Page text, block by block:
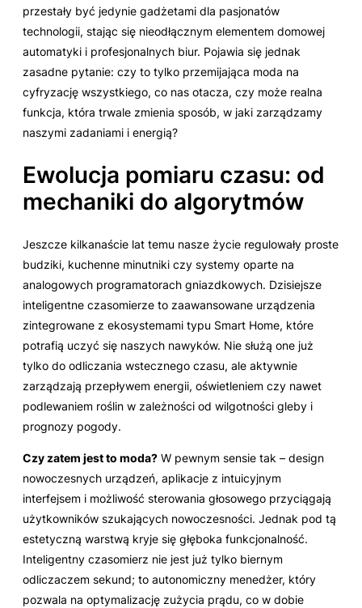
przestały być jedynie gadżetami dla pasjonatów
technologii, stając się nieodłącznym elementem domowej
automatyki i profesjonalnych biur. Pojawia się jednak
zasadne pytanie: czy to tylko przemijająca moda na
cyfryzację wszystkiego, co nas otacza, czy może realna
funkcja, która trwale zmienia sposób, w jaki zarządzamy
naszymi zadaniami i energią?
Ewolucja pomiaru czasu: od
mechaniki do algorytmów
Jeszcze kilkanaście lat temu nasze życie regulowały proste
budziki, kuchenne minutniki czy systemy oparte na
analogowych programatorach gniazdkowych. Dzisiejsze
inteligentne czasomierze to zaawansowane urządzenia
zintegrowane z ekosystemami typu Smart Home, które
potrafią uczyć się naszych nawyków. Nie służą one już
tylko do odliczania wstecznego czasu, ale aktywnie
zarządzają przepływem energii, oświetleniem czy nawet
podlewaniem roślin w zależności od wilgotności gleby i
prognozy pogody.
Czy zatem jest to moda? W pewnym sensie tak – design
nowoczesnych urządzeń, aplikacje z intuicyjnym
interfejsem i możliwość sterowania głosowego przyciągają
użytkowników szukających nowoczesności. Jednak pod tą
estetyczną warstwą kryje się głęboka funkcjonalność.
Inteligentny czasomierz nie jest już tylko biernym
odliczaczem sekund; to autonomiczny menedżer, który
pozwala na optymalizację zużycia prądu, co w dobie